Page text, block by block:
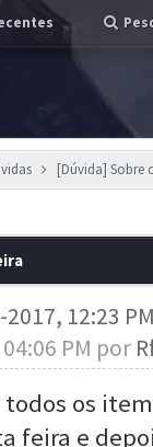
[Dúvida] Sobre
2017, 12:23
PM por
todos os
feira e